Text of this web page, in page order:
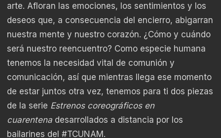
arte. Afloran las emociones, los sentimientos y los
deseos que, a consecuencia del encierro, abigarran
nuestra mente y nuestro corazón. ¿Cómo y cuándo
será nuestro reencuentro? Como especie humana
tenemos la necesidad vital de comunión y
comunicación, así que mientras llega ese momento
de estar juntos otra vez, tenemos para ti dos piezas
de la serie Estrenos coreográficos en
cuarentena desarrollados a distancia por los
bailarines del #TCUNAM.